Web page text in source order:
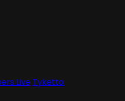
Live Tyketto